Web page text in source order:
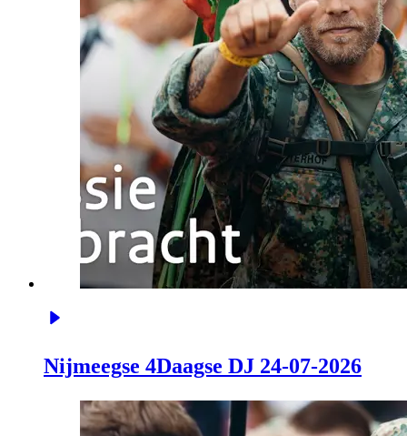
Nijmeegse 4Daagse DJ 24-07-2026